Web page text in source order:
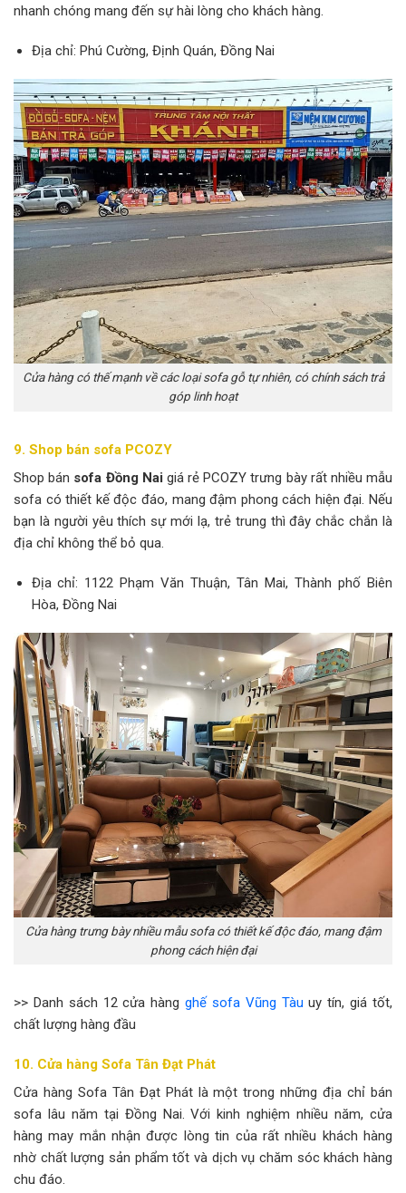
nhanh chóng mang đến sự hài lòng cho khách hàng.
Địa chỉ: Phú Cường, Định Quán, Đồng Nai
Cửa hàng có thế mạnh về các loại sofa gỗ tự nhiên, có chính sách trả
góp linh hoạt
9. Shop bán sofa PCOZY
Shop bán sofa Đồng Nai giá rẻ PCOZY trưng bày rất nhiều mẫu
sofa có thiết kế độc đáo, mang đậm phong cách hiện đại. Nếu
bạn là người yêu thích sự mới lạ, trẻ trung thì đây chắc chắn là
địa chỉ không thể bỏ qua.
Địa chỉ: 1122 Phạm Văn Thuận, Tân Mai, Thành phố Biên
Hòa, Đồng Nai
Cửa hàng trưng bày nhiều mẫu sofa có thiết kế độc đáo, mang đậm
phong cách hiện đại
>> Danh sách 12 cửa hàngghế sofa Vũng Tàu uy tín, giá tốt,
chất lượng hàng đầu
10. Cửa hàng Sofa Tân Đạt Phát
Cửa hàng Sofa Tân Đạt Phát là một trong những địa chỉ bán
sofa lâu năm tại Đồng Nai. Với kinh nghiệm nhiều năm, cửa
hàng may mắn nhận được lòng tin của rất nhiều khách hàng
nhờ chất lượng sản phẩm tốt và dịch vụ chăm sóc khách hàng
chu đáo.